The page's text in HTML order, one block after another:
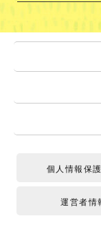
個人情報保
運営者情